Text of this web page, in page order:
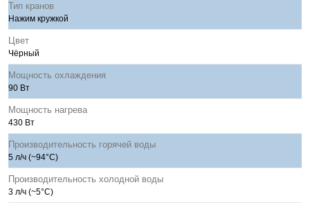
Тип кранов
Нажим кружкой
Цвет
Чёрный
Мощность охлаждения
90 Вт
Мощность нагрева
430 Вт
Производительность горячей воды
5 л/ч (~94°C)
Производительность холодной воды
3 л/ч (~5°C)